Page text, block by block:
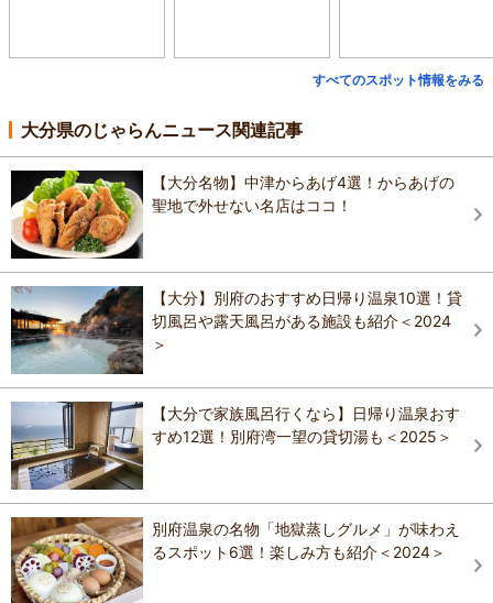
すべてのスポット情報をみる
大分県のじゃらんニュース関連記事
【大分名物】中津からあげ4選！からあげの
聖地で外せない名店はココ！
【大分】別府のおすすめ日帰り温泉10選！貸
切風呂や露天風呂がある施設も紹介＜2024
＞
【大分で家族風呂行くなら】日帰り温泉おす
すめ12選！別府湾一望の貸切湯も＜2025＞
別府温泉の名物「地獄蒸しグルメ」が味わえ
るスポット6選！楽しみ方も紹介＜2024＞